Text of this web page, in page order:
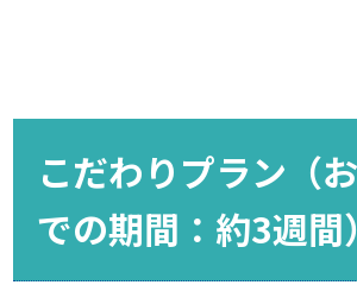
基本料金
基本料金
こだわりプラン（
での期間：約3週間）